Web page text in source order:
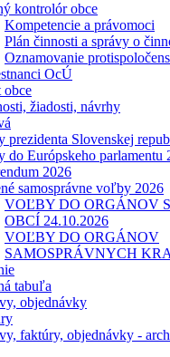
kontrolór obce
Kompetencie a právomoci
Plán činnosti a správy o
Oznamovanie
OcÚ
obce
žiadosti, návrhy
prezidenta Slovenskej
do Európskeho parlamentu
2026
samosprávne voľby 2026
VOĽBY DO ORGÁNOV
OBCÍ 24.10.2026
VOĽBY DO ORGÁNOV
SAMOSPRÁVNYCH
tabuľa
objednávky
faktúry, objednávky -